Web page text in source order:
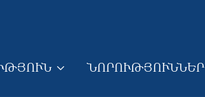
ՆՈՐՈՒԹՅՈՒՆՆԵՐ